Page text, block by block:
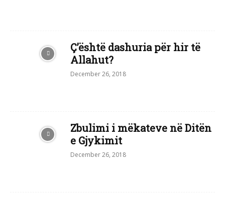
Ç’është dashuria për hir të
Allahut?
December 26, 2018
Zbulimi i mëkateve në Ditën
e Gjykimit
December 26, 2018